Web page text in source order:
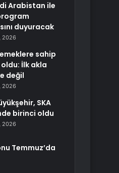
Arabistan ile
duyuracak
2026
sahip
İlk akla
değil
2026
SKA
birinci oldu
2026
Temmuz’da